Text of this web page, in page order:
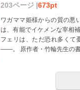
203ページ |673pt
ワガママ姫様からの質の悪
は、有能でイケメンな宰相
フェリは、ただ恐れ多く
――。 原作者・竹輪先生の書